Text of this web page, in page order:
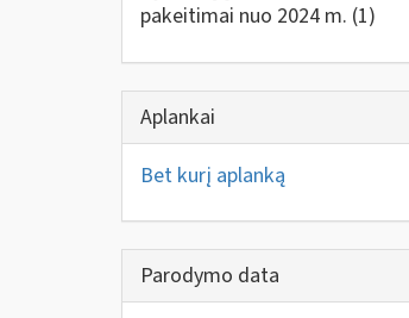
pakeitimai nuo 2024 m. (1)
Aplankai
Bet kurį aplanką
Parodymo data